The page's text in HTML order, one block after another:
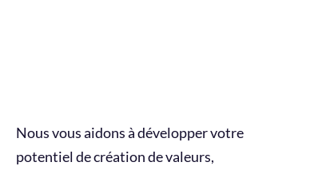
Nous vous aidons à développer votre
potentiel de création de valeurs,